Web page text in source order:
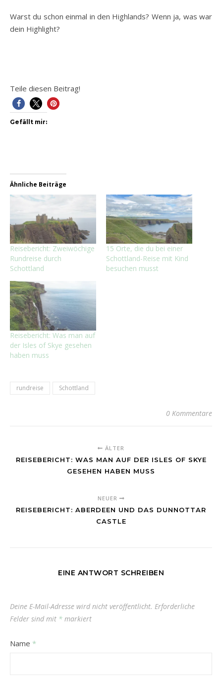
Warst du schon einmal in den Highlands? Wenn ja, was war
dein Highlight?
Teile diesen Beitrag!
Gefällt mir:
Ähnliche Beiträge
Reisebericht: Zweiwöchige
Rundreise durch
Schottland
15 Orte, die du bei einer
Schottland-Reise mit Kind
besuchen musst
Reisebericht: Was man auf
der Isles of Skye gesehen
haben muss
rundreise Schottland
0 Kommentare
ÄLTER
REISEBERICHT: WAS MAN AUF DER ISLES OF SKYE
GESEHEN HABEN MUSS
NEUER
REISEBERICHT: ABERDEEN UND DAS DUNNOTTAR
CASTLE
EINE ANTWORT SCHREIBEN
Deine E-Mail-Adresse wird nicht veröffentlicht. Erforderliche
Felder sind mit * markiert
Name *